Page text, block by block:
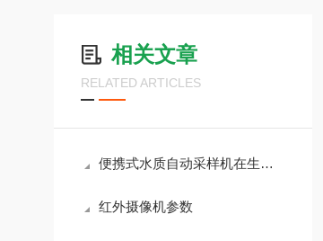
相关文章
RELATED ARTICLES
便携式水质自动采样机在生态流量监测中与流量计的联动控制策略
红外摄像机参数